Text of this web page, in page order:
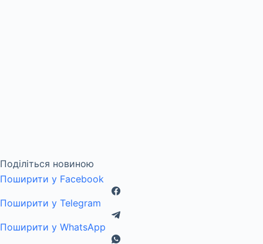
Поділіться новиною
Поширити у Facebook
Поширити у Telegram
Поширити у WhatsApp